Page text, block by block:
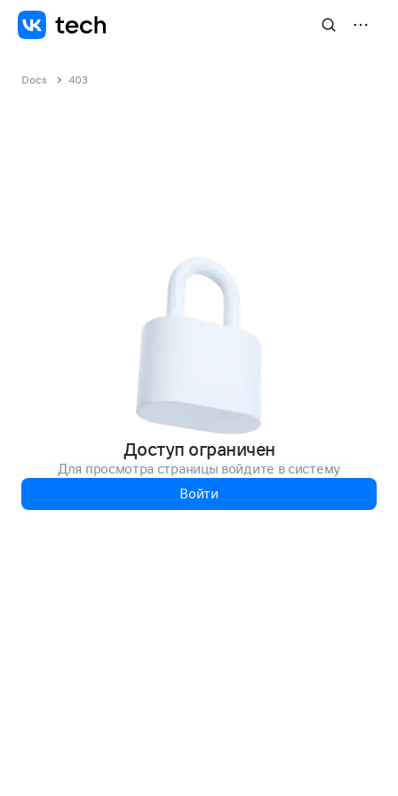
Docs 403
Доступ ограничен
Для просмотра страницы войдите в систему
Войти